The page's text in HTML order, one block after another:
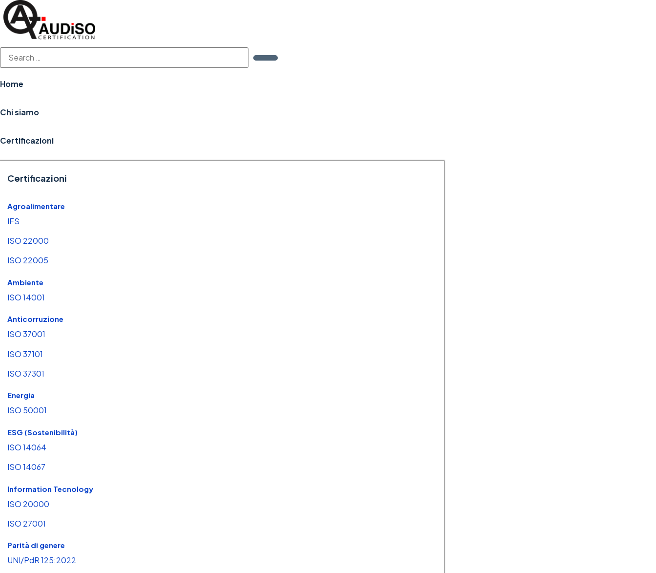
Vai
al
contenuto
Home
Chi siamo
Certificazioni
Certificazioni
Agroalimentare
IFS
ISO 22000
ISO 22005
Ambiente
ISO 14001
Anticorruzione
ISO 37001
ISO 37101
ISO 37301
Energia
ISO 50001
ESG (Sostenibilità)
ISO 14064
ISO 14067
Information Tecnology
ISO 20000
ISO 27001
Parità di genere
UNI/PdR 125:2022